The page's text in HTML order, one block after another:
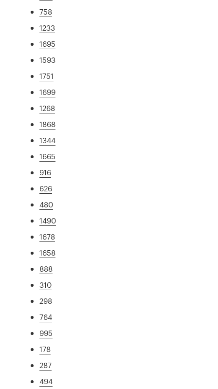
758
1233
1695
1593
1751
1699
1268
1868
1344
1665
916
626
480
1490
1678
1658
888
310
298
764
995
178
287
494